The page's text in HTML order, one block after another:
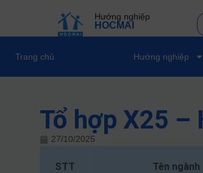
Hướng nghiệp
HOCMAI
Trang chủ Hướng nghiệp
Tổ hợp X25 –
27/10/2025
STT Tên ngành